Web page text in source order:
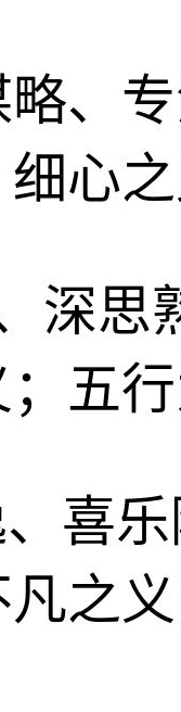
、
心之
深思
五行
喜乐
之义